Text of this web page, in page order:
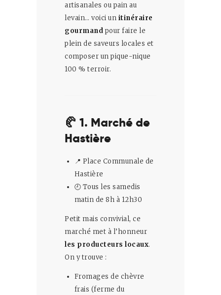
artisanales ou pain au
levain… voici un itinéraire
gourmandpour faire le
plein de saveurs locales et
composer un pique-nique
100 % terroir.
🥐 1. Marché de
Hastière
📍 Place Communale de
Hastière
🕘 Tous les samedis
matin de 8h à 12h30
Petit mais convivial, ce
marché met à l’honneur
les producteurs locaux.
On y trouve :
Fromages de chèvre
frais (ferme du